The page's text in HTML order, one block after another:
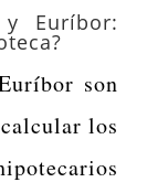
y Euríbor:
son
los